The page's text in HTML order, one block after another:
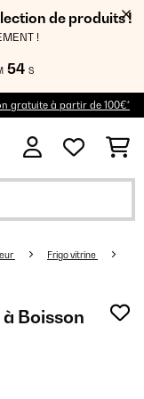
de produits !
!
53 S
gratuite à partir de 100€*
Frigo vitrine
Boisson